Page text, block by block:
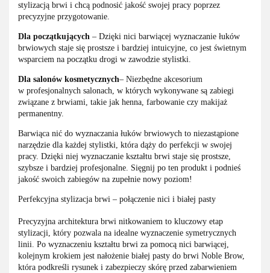
stylizacją brwi i chcą podnosić jakość swojej pracy poprzez
precyzyjne przygotowanie.
Dla początkujących – Dzięki nici barwiącej wyznaczanie łuków
brwiowych staje się prostsze i bardziej intuicyjne, co jest świetnym
wsparciem na początku drogi w zawodzie stylistki.
Dla salonów kosmetycznych– Niezbędne akcesorium
w profesjonalnych salonach, w których wykonywane są zabiegi
związane z brwiami, takie jak henna, farbowanie czy makijaż
permanentny.
Barwiąca nić do wyznaczania łuków brwiowych to niezastąpione
narzędzie dla każdej stylistki, która dąży do perfekcji w swojej
pracy. Dzięki niej wyznaczanie kształtu brwi staje się prostsze,
szybsze i bardziej profesjonalne. Sięgnij po ten produkt i podnieś
jakość swoich zabiegów na zupełnie nowy poziom!
Perfekcyjna stylizacja brwi – połączenie nici i białej pasty
Precyzyjna architektura brwi nitkowaniem to kluczowy etap
stylizacji, który pozwala na idealne wyznaczenie symetrycznych
linii. Po wyznaczeniu kształtu brwi za pomocą nici barwiącej,
kolejnym krokiem jest nałożenie białej pasty do brwi Noble Brow,
która podkreśli rysunek i zabezpieczy skórę przed zabarwieniem